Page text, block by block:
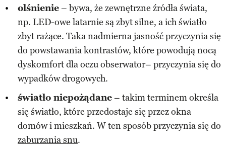
olśnienie– bywa, że zewnętrzne źródła świata,
np. LED-owe latarnie są zbyt silne, a ich światło
zbyt rażące. Taka nadmierna jasność przyczynia się
do powstawania kontrastów, które powodują nocą
dyskomfort dla oczu obserwator– przyczynia się do
wypadków drogowych.
światło niepożądane– takim terminem określa
się światło, które przedostaje się przez okna
domów i mieszkań. W ten sposób przyczynia się do
zaburzania snu.